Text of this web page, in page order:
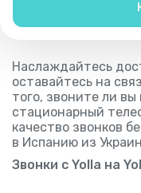
Наслаждайтесь
оставайтесь на
того, звоните ли
стационарный
качество звонков
в Испанию из
Звонки с Yolla на